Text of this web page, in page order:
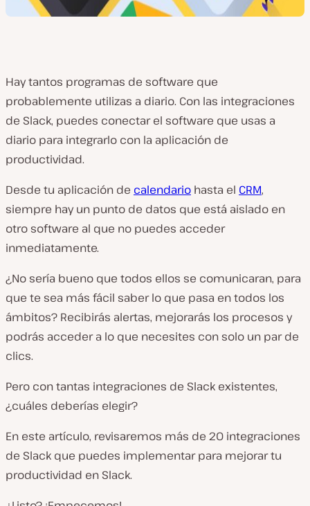
Hay tantos programas de software que
probablemente utilizas a diario. Con las integraciones
de Slack, puedes conectar el software que usas a
diario para integrarlo con la aplicación de
productividad.
Desde tu aplicación de calendario hasta el CRM,
siempre hay un punto de datos que está aislado en
otro software al que no puedes acceder
inmediatamente.
¿No sería bueno que todos ellos se comunicaran, para
que te sea más fácil saber lo que pasa en todos los
ámbitos? Recibirás alertas, mejorarás los procesos y
podrás acceder a lo que necesites con solo un par de
clics.
Pero con tantas integraciones de Slack existentes,
¿cuáles deberías elegir?
En este artículo, revisaremos más de 20 integraciones
de Slack que puedes implementar para mejorar tu
productividad en Slack.